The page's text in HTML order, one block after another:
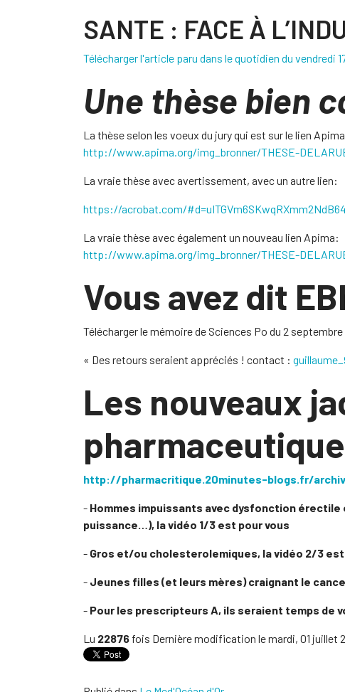
SANTE : FACE À
Télécharger l'article paru dans le quotidien du vendredi
Une thèse bien
La thèse selon les voeux du jury qui est sur le lien
http://www.apima.org/img_bronner/THESE-
La vraie thèse avec avertissement, avec un autre lien:
https://acrobat.com/
La vraie thèse avec également un nouveau lien Apima:
http://www.apima.org/img_bronner/THESE-
Vous avez dit
Télécharger le mémoire de Sciences Po du 2 septembre
« Des retours seraient appréciés ! contact :
Les nouveaux
http://pharmacritique.20minutes-blogs.fr/
- Hommes impuissants avec dysfonction
puissance…), la vidéo 1/3 est pour vous
- Gros et/ou cholesterolemiques, la vidéo 2/3 est
- Jeunes filles (et leurs mères) craignant le
- Pour les prescripteurs A, ils seraient temps de
Lu 22876 fois Dernière modification le mardi, 01 juillet